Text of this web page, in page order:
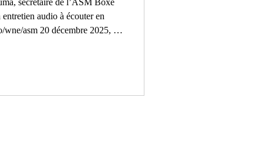
audio à écouter en
wne/asm 20 décembre 2025, au